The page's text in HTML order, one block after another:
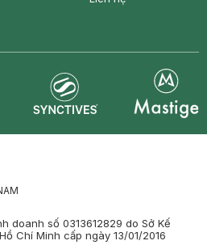
doanh số 0313612829 do Sở Kế
Chí Minh cấp ngày 13/01/2016